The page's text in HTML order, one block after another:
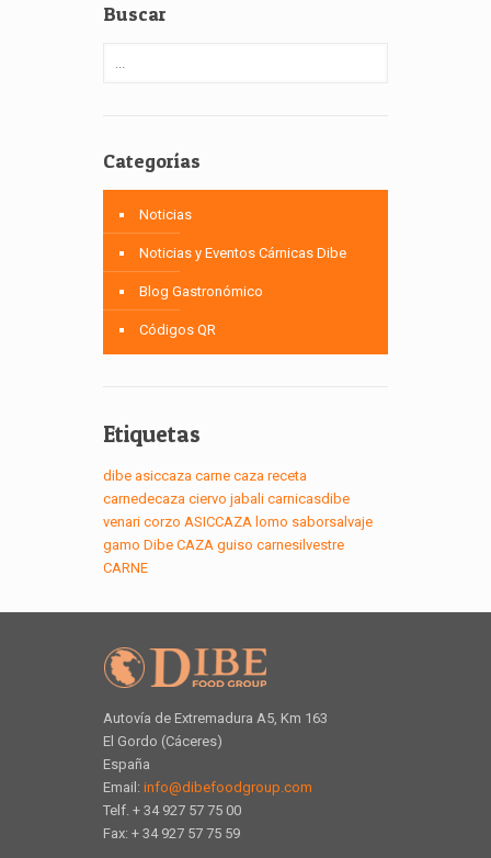
Buscar
Categorías
Noticias
Noticias y Eventos Cárnicas Dibe
Blog Gastronómico
Códigos QR
Etiquetas
dibe asiccaza carne caza receta
carnedecaza ciervo jabali carnicasdibe
venari corzo ASICCAZA lomo saborsalvaje
gamo Dibe CAZA guiso carnesilvestre
CARNE
Autovía de Extremadura A5, Km 163
El Gordo (Cáceres)
España
Email: info@dibefoodgroup.com
Telf. + 34 927 57 75 00
Fax: + 34 927 57 75 59